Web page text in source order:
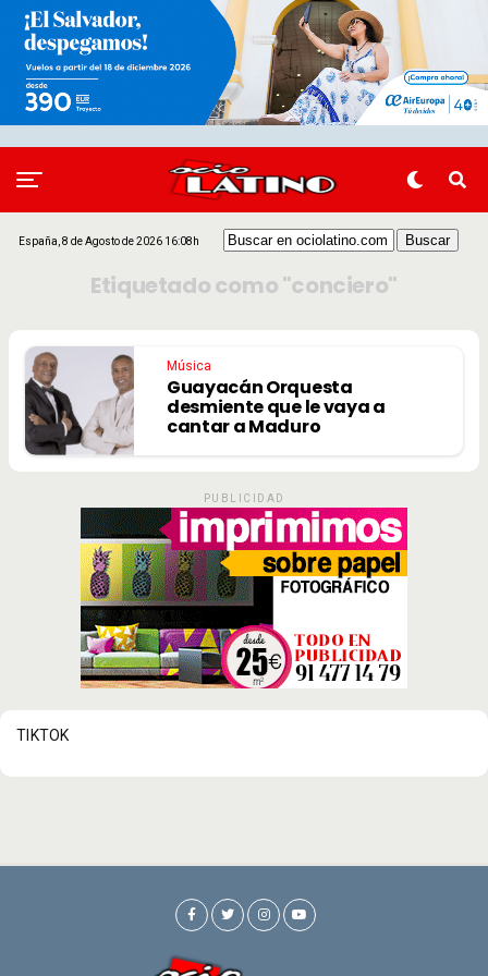
España, 8 de Agosto de 2026 16:08h
Etiquetado como "conciero"
Música
Guayacán Orquesta
desmiente que le vaya a
cantar a Maduro
PUBLICIDAD
TIKTOK